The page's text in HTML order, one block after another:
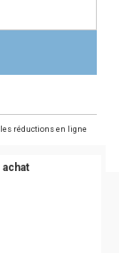
les réductions en ligne